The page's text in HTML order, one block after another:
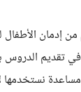
إدمان
في تقديم
نستخدمها